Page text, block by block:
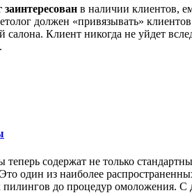
заинтересован в наличии клиентов,
должен «привязывать»
салона. Клиент никогда не уйдет
теперь содержат не только
Это один из наиболее
до процедур омоложения. С